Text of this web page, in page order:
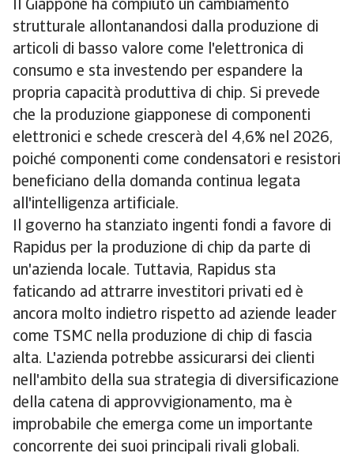
Il Giappone ha compiuto un cambiamento
strutturale allontanandosi dalla produzione di
articoli di basso valore come l'elettronica di
consumo e sta investendo per espandere la
propria capacità produttiva di chip. Si prevede
che la produzione giapponese di componenti
elettronici e schede crescerà del 4,6% nel 2026,
poiché componenti come condensatori e resistori
beneficiano della domanda continua legata
all'intelligenza artificiale.
Il governo ha stanziato ingenti fondi a favore di
Rapidus per la produzione di chip da parte di
un'azienda locale. Tuttavia, Rapidus sta
faticando ad attrarre investitori privati ed è
ancora molto indietro rispetto ad aziende leader
come TSMC nella produzione di chip di fascia
alta. L'azienda potrebbe assicurarsi dei clienti
nell'ambito della sua strategia di diversificazione
della catena di approvvigionamento, ma è
improbabile che emerga come un importante
concorrente dei suoi principali rivali globali.